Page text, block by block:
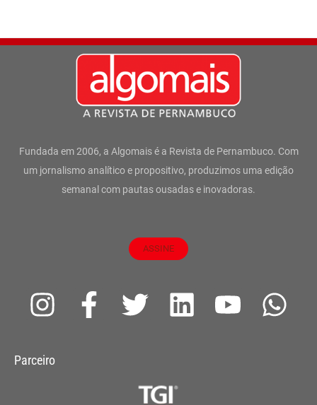
Fundada em 2006, a Algomais é a Revista de Pernambuco. Com
um jornalismo analítico e propositivo, produzimos uma edição
semanal com pautas ousadas e inovadoras.
ASSINE
I
s
F
a
T
t
L
Y
W
Parceiro